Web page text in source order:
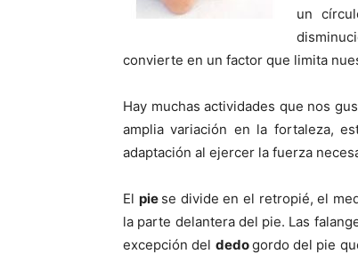
un
convierte en un factor que limita
Hay muchas actividades que nos
amplia variación en la fortaleza,
adaptación al ejercer la fuerza
El pie se divide en el retropié, el
la parte delantera del pie. Las
excepción del dedogordo del pie